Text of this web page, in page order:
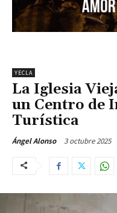
YECLA
La Iglesia
un Centro de
Turística
Ángel Alonso 3 octubre 2025